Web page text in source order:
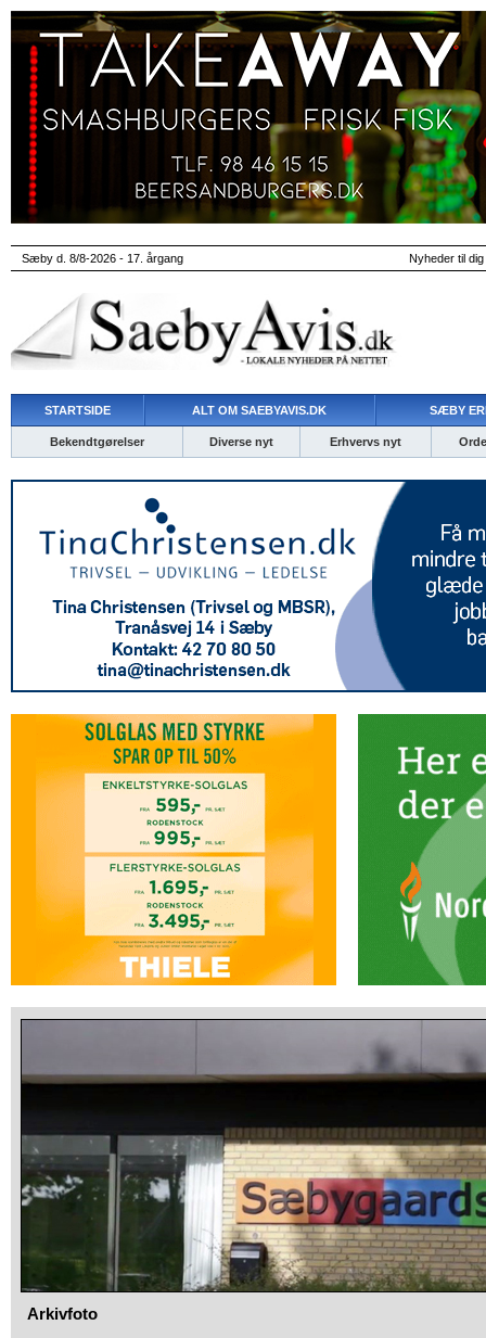
Sæby d. 8/8-2026 - 17. årgang Nyheder til
STARTSIDE ALT OM SAEBYAVIS.DK SÆBY
Bekendtgørelser Diverse nyt Erhvervs nyt
Arkivfoto